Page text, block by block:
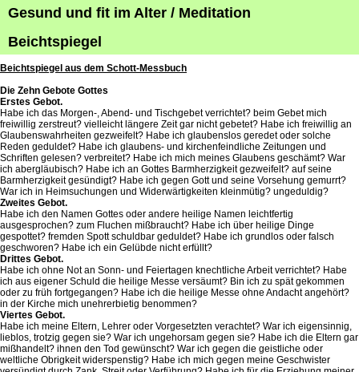
Gesund und fit im Alter / Meditation
Beichtspiegel
Beichtspiegel aus dem Schott-Messbuch
Die Zehn Gebote Gottes
Erstes Gebot.
Habe ich das Morgen-, Abend- und Tischgebet verrichtet? beim Gebet mich
freiwillig zerstreut? vielleicht längere Zeit gar nicht gebetet? Habe ich freiwillig an
Glaubenswahrheiten gezweifelt? Habe ich glaubenslos geredet oder solche
Reden geduldet? Habe ich glaubens- und kirchenfeindliche Zeitungen und
Schriften gelesen? verbreitet? Habe ich mich meines Glaubens geschämt? War
ich abergläubisch? Habe ich an Gottes Barmherzigkeit gezweifelt? auf seine
Barmherzigkeit gesündigt? Habe ich gegen Gott und seine Vorsehung gemurrt?
War ich in Heimsuchungen und Widerwärtigkeiten kleinmütig? ungeduldig?
Zweites Gebot.
Habe ich den Namen Gottes oder andere heilige Namen leichtfertig
ausgesprochen? zum Fluchen mißbraucht? Habe ich über heilige Dinge
gespottet? fremden Spott schuldbar geduldet? Habe ich grundlos oder falsch
geschworen? Habe ich ein Gelübde nicht erfüllt?
Drittes Gebot.
Habe ich ohne Not an Sonn- und Feiertagen knechtliche Arbeit verrichtet? Habe
ich aus eigener Schuld die heilige Messe versäumt? Bin ich zu spät gekommen
oder zu früh fortgegangen? Habe ich die heilige Messe ohne Andacht angehört?
in der Kirche mich unehrerbietig benommen?
Viertes Gebot.
Habe ich meine Eltern, Lehrer oder Vorgesetzten verachtet? War ich eigensinnig,
lieblos, trotzig gegen sie? War ich ungehorsam gegen sie? Habe ich die Eltern gar
mißhandelt? ihnen den Tod gewünscht? War ich gegen die geistliche oder
weltliche Obrigkeit widerspenstig? Habe ich mich gegen meine Geschwister